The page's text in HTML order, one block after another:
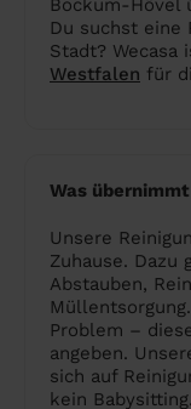
Bockum-Hövel
Du suchst eine
Stadt? Wecasa
Westfalen für
Was
Unsere
Zuhause. Dazu
Abstauben,
Problem –
angeben.
sich auf
kein Babysitting.